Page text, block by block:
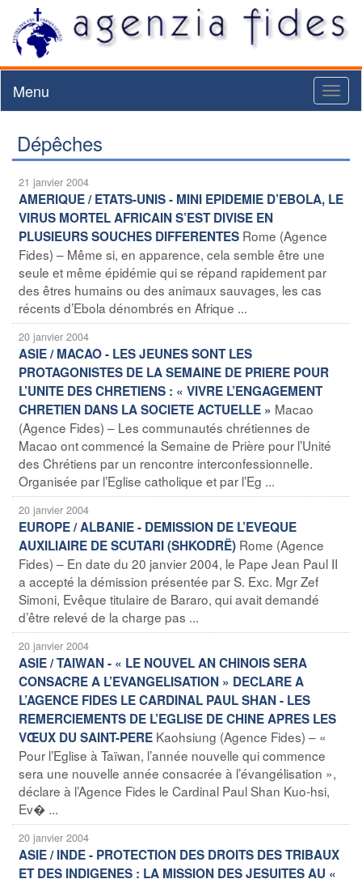
Menu
Dépêches
21 janvier 2004
AMERIQUE / ETATS-UNIS - MINI EPIDEMIE D’EBOLA, LE
VIRUS MORTEL AFRICAIN S’EST DIVISE EN
PLUSIEURS SOUCHES DIFFERENTES Rome (Agence
Fides) – Même si, en apparence, cela semble être une
seule et même épidémie qui se répand rapidement par
des êtres humains ou des animaux sauvages, les cas
récents d’Ebola dénombrés en Afrique ...
20 janvier 2004
ASIE / MACAO - LES JEUNES SONT LES
PROTAGONISTES DE LA SEMAINE DE PRIERE POUR
L’UNITE DES CHRETIENS : « VIVRE L’ENGAGEMENT
CHRETIEN DANS LA SOCIETE ACTUELLE » Macao
(Agence Fides) – Les communautés chrétiennes de
Macao ont commencé la Semaine de Prière pour l’Unité
des Chrétiens par un rencontre interconfessionnelle.
Organisée par l’Eglise catholique et par l’Eg ...
20 janvier 2004
EUROPE / ALBANIE - DEMISSION DE L’EVEQUE
AUXILIAIRE DE SCUTARI (SHKODRË) Rome (Agence
Fides) – En date du 20 janvier 2004, le Pape Jean Paul II
a accepté la démission présentée par S. Exc. Mgr Zef
Simoni, Evêque titulaire de Bararo, qui avait demandé
d’être relevé de la charge pas ...
20 janvier 2004
ASIE / TAIWAN - « LE NOUVEL AN CHINOIS SERA
CONSACRE A L’EVANGELISATION » DECLARE A
L’AGENCE FIDES LE CARDINAL PAUL SHAN - LES
REMERCIEMENTS DE L’EGLISE DE CHINE APRES LES
VŒUX DU SAINT-PERE Kaohsiung (Agence Fides) – «
Pour l’Eglise à Taïwan, l’année nouvelle qui commence
sera une nouvelle année consacrée à l’évangélisation »,
déclare à l’Agence Fides le Cardinal Paul Shan Kuo-hsi,
Ev� ...
20 janvier 2004
ASIE / INDE - PROTECTION DES DROITS DES TRIBAUX
ET DES INDIGENES : LA MISSION DES JESUITES AU «